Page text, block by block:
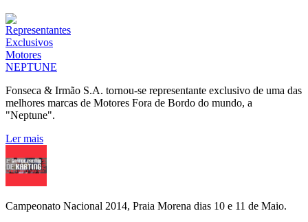
Fonseca & Irmão S.A. tornou-se representante exclusivo de uma das
melhores marcas de Motores Fora de Bordo do mundo, a
"Neptune".
Ler mais
Campeonato Nacional 2014, Praia Morena dias 10 e 11 de Maio.